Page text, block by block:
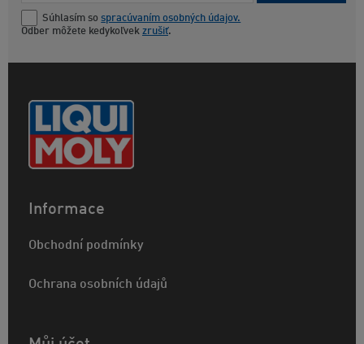
Súhlasím so spracúvaním osobných údajov.
Odber môžete kedykoľvek zrušiť.
Informace
Obchodní podmínky
Ochrana osobních údajů